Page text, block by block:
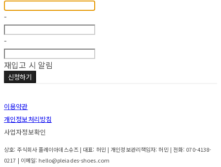
-
-
재입고 시 알림
신청하기
이용약관
개인정보처리방침
사업자정보확인
상호: 주식회사 플레이아데스슈즈 | 대표: 허민 | 개인정보관리책임자: 허민 | 전화: 070-4138-
0217 | 이메일: hello@pleiades-shoes.com